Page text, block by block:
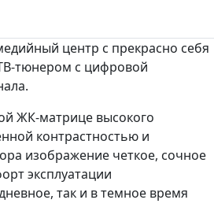
центр с прекрасно себя
тюнером с цифровой
ЖК-матрице высокого
контрастностью и
изображение четкое, сочное
эксплуатации
так и в темное время